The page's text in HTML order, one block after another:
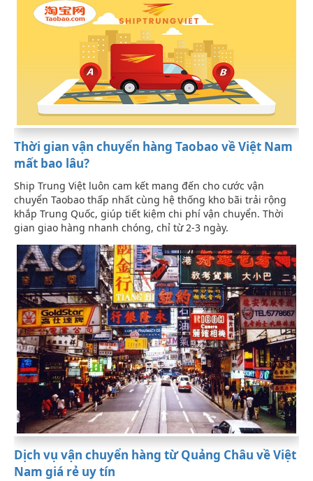
Thời gian vận chuyển hàng Taobao về Việt Nam
mất bao lâu?
Ship Trung Việt luôn cam kết mang đến cho cước vận
chuyển Taobao thấp nhất cùng hệ thống kho bãi trải rộng
khắp Trung Quốc, giúp tiết kiệm chi phí vận chuyển. Thời
gian giao hàng nhanh chóng, chỉ từ 2-3 ngày.
Dịch vụ vận chuyển hàng từ Quảng Châu về Việt
Nam giá rẻ uy tín